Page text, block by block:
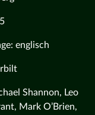
englisch
Shannon, Leo
Mark O’Brien,